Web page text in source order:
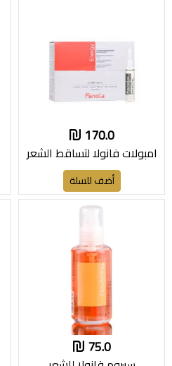
170.0
امبولات فانولا لتساقط الشعر
أضف للسلة
75.0